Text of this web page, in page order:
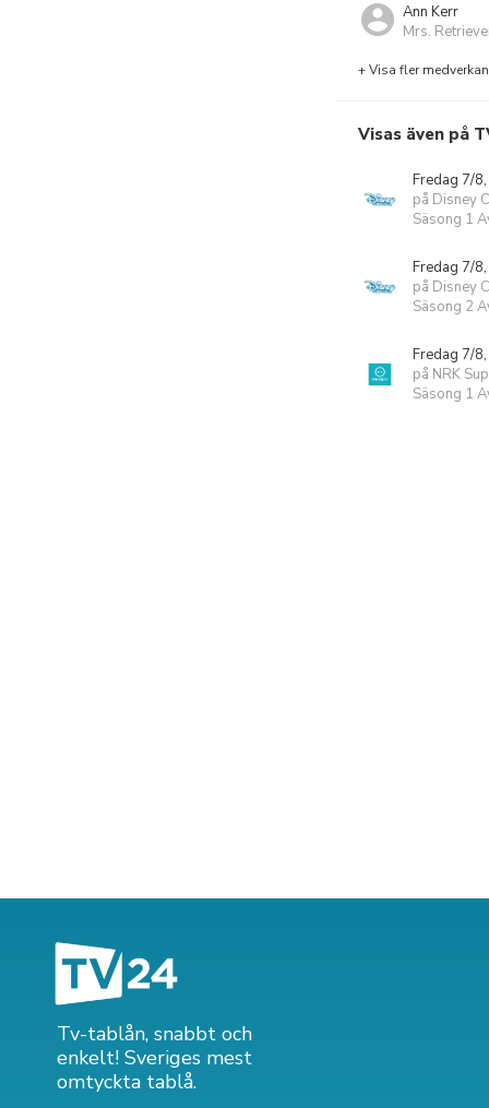
Ann Kerr
Mrs.
+ Visa fler
Visas även på
Fredag 7/
på Disney
Säsong 1
Fredag 7/
på Disney
Säsong 2
Fredag 7/
på NRK
Säsong 1
Tv-tablån, snabbt och
enkelt! Sveriges mest
omtyckta tablå.